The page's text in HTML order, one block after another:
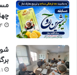
14
1 روز پیش